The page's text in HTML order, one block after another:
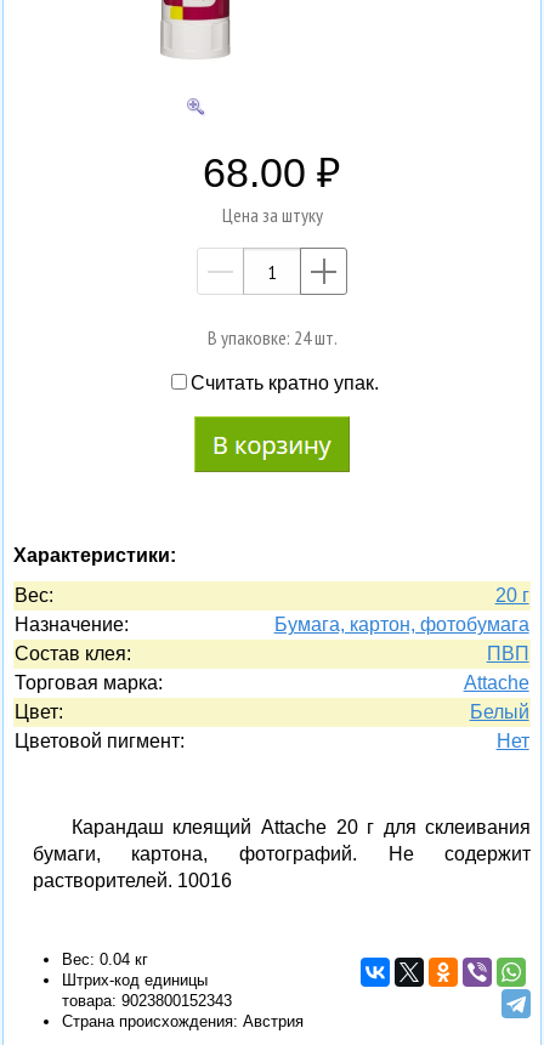
68.00
Цена за штуку
—
В упаковке: 24 шт.
Считать кратно упак.
Характеристики:
Вес:
20 г
Назначение:
Бумага, картон, фотобумага
Состав клея:
ПВП
Торговая марка:
Attache
Цвет:
Белый
Цветовой пигмент:
Нет
Карандаш клеящий Attache 20 г для склеивания
бумаги, картона, фотографий. Не содержит
растворителей. 10016
Вес: 0.04 кг
Штрих-код единицы
товара: 9023800152343
Страна происхождения: Австрия